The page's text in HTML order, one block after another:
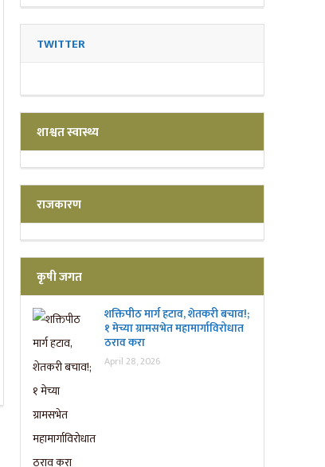
TWITTER
शाश्वत स्वास्थ्य
राजकारण
कृषी जगत
शक्तिपीठ मार्ग हटाव, शेतकरी बचाव!;
१ मेच्या ग्रामसभेत महामार्गाविरोधात
ठराव करा
April 28, 2026